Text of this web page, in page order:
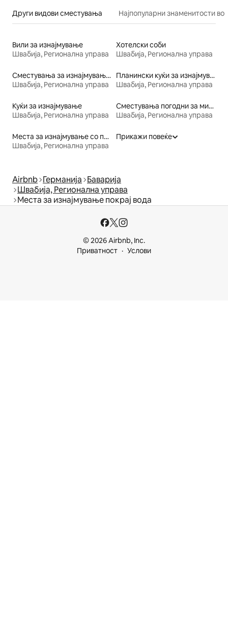
Други видови сместувања Најпопуларни знаменитости во
Вили за изнајмување
Швабија, Регионална управа
Хотелски соби
Швабија, Регионална управа
Сместувања за изнајмување на фарма
Швабија, Регионална управа
Планински куќи за изнајмување
Швабија, Регионална управа
Куќи за изнајмување
Швабија, Регионална управа
Сместувања погодни за миленичиња
Швабија, Регионална управа
Места за изнајмување со појадок
Швабија, Регионална управа
Прикажи повеќе
Airbnb Германија Баварија
Швабија, Регионална управа
Места за изнајмување покрај вода
© 2026 Airbnb, Inc.
Приватност
Услови